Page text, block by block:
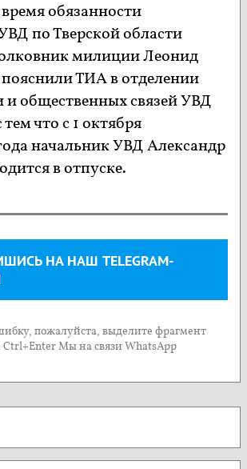
обязанности
по Тверской области
милиции Леонид
пояснили ТИА в отделении
общественных связей УВД
тем что с 1 октября
начальник УВД Александр
в отпуске.
НА НАШ TELEGRAM-
пожалуйста, выделите фрагмент
Ctrl+Enter Мы на связи WhatsApp